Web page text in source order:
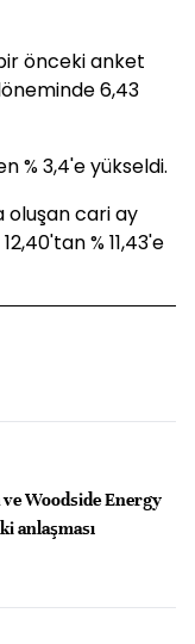
önceki anket
6,43
% 3,4'e yükseldi.
oluşan cari ay
% 11,43'e
Woodside Energy
anlaşması